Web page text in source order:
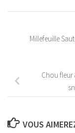
Millefeuille
Chou fleur
VOUS